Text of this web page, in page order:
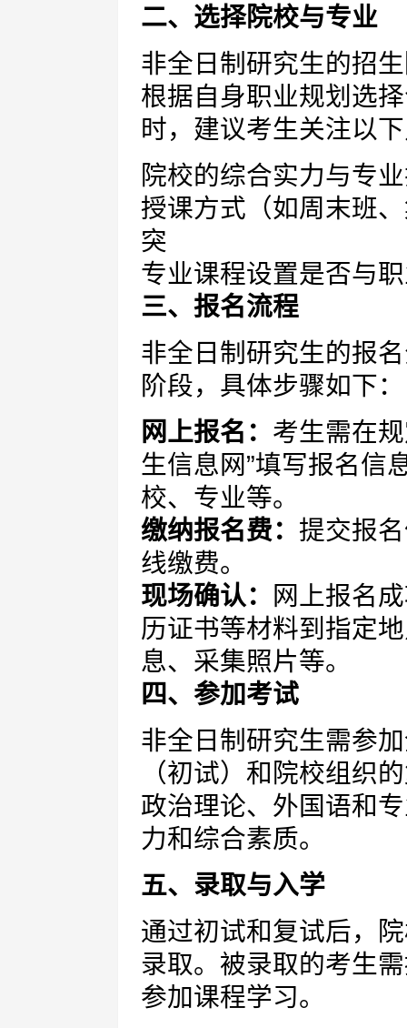
二、选择院校与专业
非全日制研究生的招
根据自身职业规划选
时，建议考生关注以
院校的综合实力与专
授课方式（如周末班
突
专业课程设置是否与
三、报名流程
非全日制研究生的报
阶段，具体步骤如下：
网上报名： 考生需在
生信息网”填写报名信
校、专业等。
缴纳报名费： 提交报
线缴费。
现场确认：
网上报名
历证书等材料到指定
息、采集照片等。
四、参加考试
非全日制研究生需参
（初试）和院校组织
政治理论、外国语和
力和综合素质。
五、录取与入学
通过初试和复试后，
录取。被录取的考生
参加课程学习。